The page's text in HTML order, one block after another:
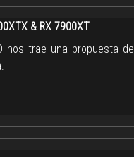
& RX 7900XT
nos trae una propuesta de